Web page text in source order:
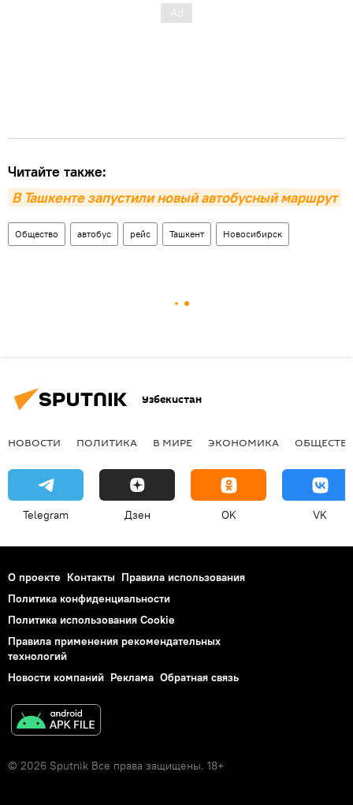
Читайте также:
В Ташкенте запустили новый автобусный маршрут
Общество автобус рейс Ташкент Новосибирск
Узбекистан
НОВОСТИ ПОЛИТИКА В МИРЕ ЭКОНОМИКА
Telegram Дзен OK VK
О проекте Контакты Правила использования
Политика конфиденциальности
Политика использования Cookie
Правила применения рекомендательных
технологий
Новости компаний Реклама Обратная связь
© 2026 Sputnik Все права защищены. 18+